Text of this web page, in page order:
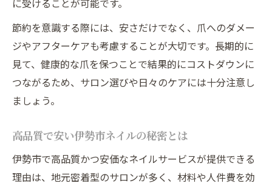
に受けることが可能です。
節約を意識する際には、安さだけでなく、爪へのダメー
ジやアフターケアも考慮することが大切です。長期的に
見て、健康的な爪を保つことで結果的にコストダウンに
つながるため、サロン選びや日々のケアには十分注意し
ましょう。
高品質で安い伊勢市ネイルの秘密とは
伊勢市で高品質かつ安価なネイルサービスが提供できる
理由は、地元密着型のサロンが多く、材料や人件費を効